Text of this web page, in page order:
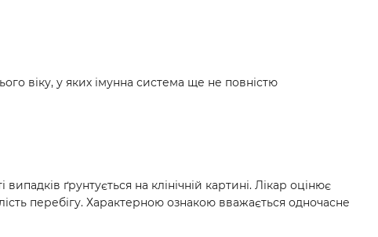
віку, у яких імунна система ще не повністю
випадків ґрунтується на клінічній картині. Лікар оцінює
перебігу. Характерною ознакою вважається одночасне